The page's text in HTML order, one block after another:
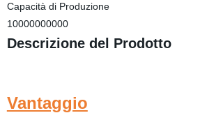
Capacità di Produzione
10000000000
Descrizione del Prodotto
Vantaggio